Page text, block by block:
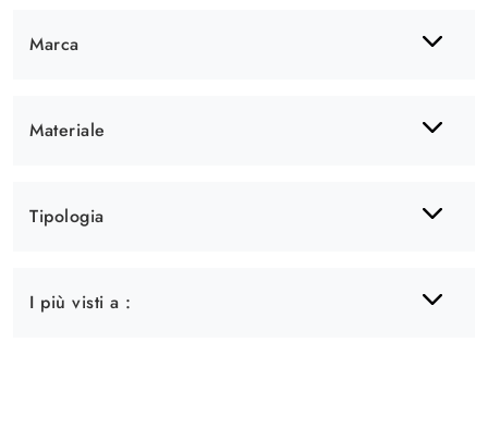
Marca
Materiale
Tipologia
I più visti a :